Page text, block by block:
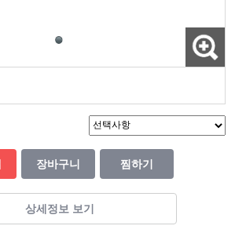
장바구니 찜하기
상세정보 보기